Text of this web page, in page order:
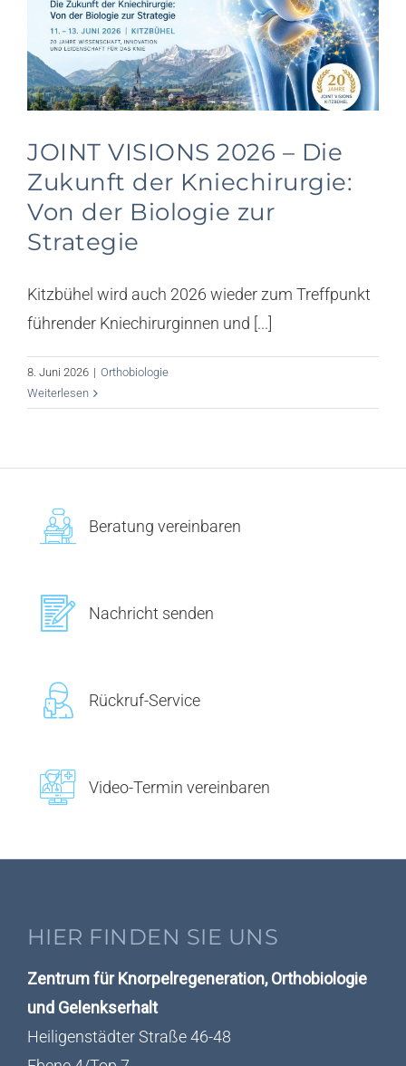
Knorpel News
Über uns
Kontakt
Suche
nach:
JOINT VISIONS 2026 – Die
Zukunft der Kniechirurgie:
Von der Biologie zur
Strategie
Kitzbühel wird auch 2026 wieder zum Treffpunkt
führender Kniechirurginnen und [...]
8. Juni 2026 | Orthobiologie
Weiterlesen
Beratung vereinbaren
Nachricht senden
Rückruf-Service
Video-Termin vereinbaren
HIER FINDEN SIE UNS
Zentrum für Knorpelregeneration, Orthobiologie
und Gelenkserhalt
Heiligenstädter Straße 46-48